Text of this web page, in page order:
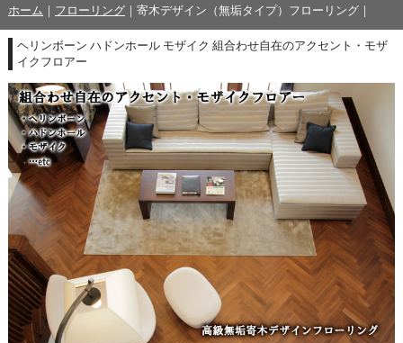
ホーム ｜ フローリング｜ 寄木デザイン（無垢タイプ）フローリング｜
ヘリンボーン ハドンホール モザイク 組合わせ自在のアクセント・モザ
イクフロアー